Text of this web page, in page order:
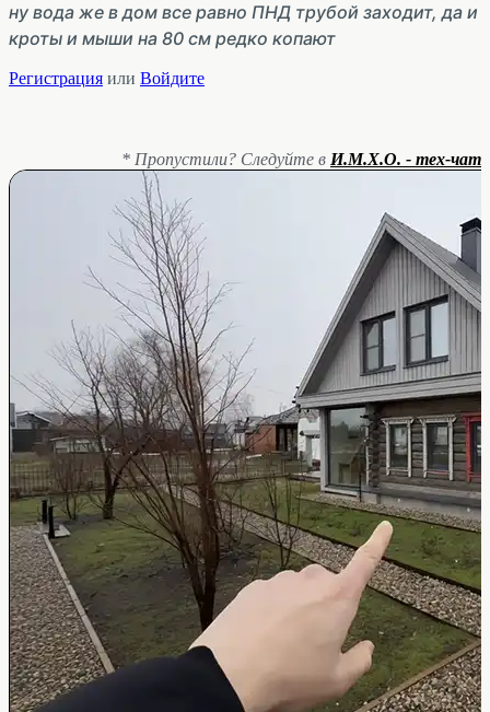
ну вода же в дом все равно ПНД трубой заходит, да и
кроты и мыши на 80 см редко копают
Регистрация или Войдите
* Пропустили? Следуйте в И.М.Х.О. - тех-чат